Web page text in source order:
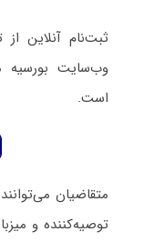
ثبت‌نام آنلاین
وب‌سایت بورسیه
است.
متقاضیان
توصیه‌کننده و